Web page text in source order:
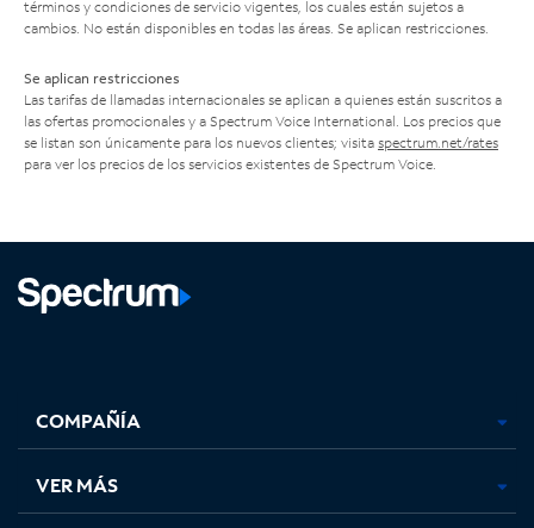
términos y condiciones de servicio vigentes, los cuales están sujetos a
cambios. No están disponibles en todas las áreas. Se aplican restricciones.
Se aplican restricciones
Las tarifas de llamadas internacionales se aplican a quienes están suscritos a
las ofertas promocionales y a Spectrum Voice International. Los precios que
se listan son únicamente para los nuevos clientes; visita spectrum.net/rates
para ver los precios de los servicios existentes de Spectrum Voice.
abre
en
pestaña
nueva
abre
en
pestaña
nueva
abre
en
pestaña
nueva
en
nueva
COMPAÑÍA
VER MÁS